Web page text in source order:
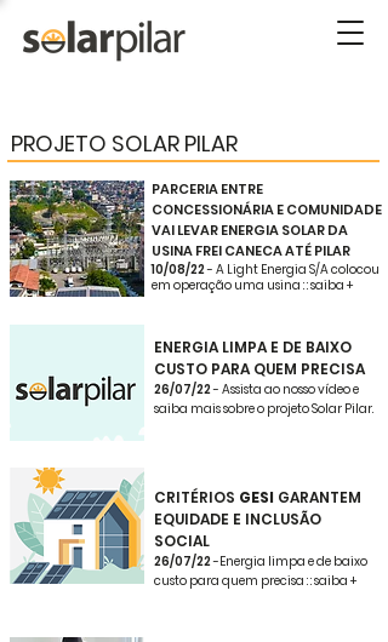
PROJETO SOLAR PILAR
PARCERIA ENTRE
CONCESSIONÁRIA E COMUNIDADE
VAI LEVAR ENERGIA SOLAR DA
USINA FREI CANECA ATÉ PILAR
10/08/22- A Light Energia S/A colocou
em operação uma usina : : saiba +
ENERGIA LIMPA E DE BAIXO
CUSTO PARA QUEM PRECISA
26/07/22- Assista ao nosso vídeo e
saiba mais sobre o projeto Solar Pilar.
CRITÉRIOS GESI GARANTEM
EQUIDADE E INCLUSÃO
SOCIAL
26/07/22-Energia limpa e de baixo
custo para quem precisa : : saiba +